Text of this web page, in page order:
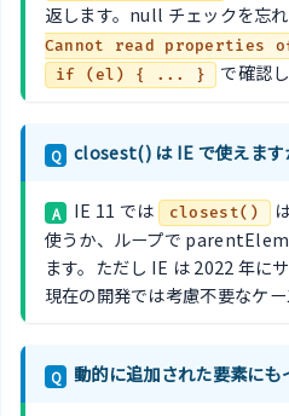
返します。null チェックを忘
Cannot read properties
if (el) { ... } で確認
Q closest() は IE で使えます
A IE 11 では closest()
使うか、ループで
ます。ただし IE は 2022 年に
現在の開発では考慮不要なケー
Q 動的に追加された要素に